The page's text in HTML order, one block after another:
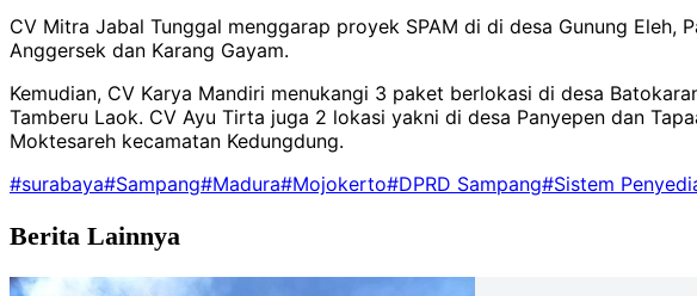
CV Mitra Jabal Tunggal menggarap proyek SPAM di di desa Gunung Eleh,
Anggersek dan Karang Gayam.
Kemudian, CV Karya Mandiri menukangi 3 paket berlokasi di desa
Tamberu Laok. CV Ayu Tirta juga 2 lokasi yakni di desa Panyepen dan
Moktesareh kecamatan Kedungdung.
#surabaya#Sampang#Madura#Mojokerto#DPRD Sampang#Sistem
Berita Lainnya